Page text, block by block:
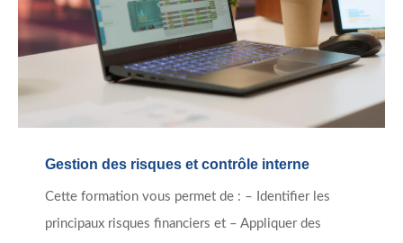
Gestion des risques et contrôle interne
Cette formation vous permet de : – Identifier les
principaux risques financiers et – Appliquer des